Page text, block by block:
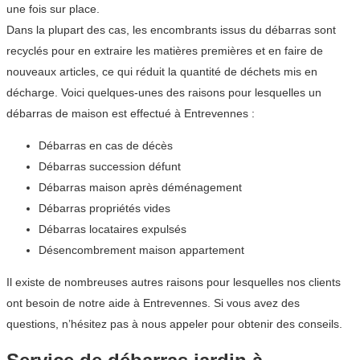
une fois sur place.
Dans la plupart des cas, les encombrants issus du débarras sont
recyclés pour en extraire les matières premières et en faire de
nouveaux articles, ce qui réduit la quantité de déchets mis en
décharge. Voici quelques-unes des raisons pour lesquelles un
débarras de maison est effectué à Entrevennes :
Débarras en cas de décès
Débarras succession défunt
Débarras maison après déménagement
Débarras propriétés vides
Débarras locataires expulsés
Désencombrement maison appartement
Il existe de nombreuses autres raisons pour lesquelles nos clients
ont besoin de notre aide à Entrevennes. Si vous avez des
questions, n’hésitez pas à nous appeler pour obtenir des conseils.